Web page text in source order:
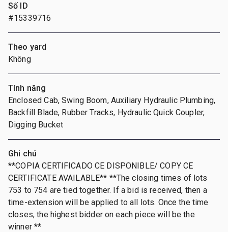
Số ID
#15339716
Theo yard
Không
Tính năng
Enclosed Cab, Swing Boom, Auxiliary Hydraulic Plumbing,
Backfill Blade, Rubber Tracks, Hydraulic Quick Coupler,
Digging Bucket
Ghi chú
**COPIA CERTIFICADO CE DISPONIBLE/ COPY CE
CERTIFICATE AVAILABLE** **The closing times of lots
753 to 754 are tied together. If a bid is received, then a
time-extension will be applied to all lots. Once the time
closes, the highest bidder on each piece will be the
winner **